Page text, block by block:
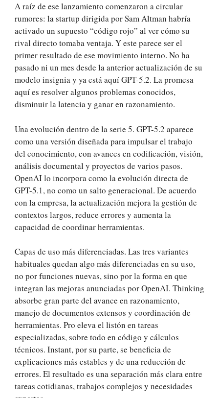
A raíz de ese lanzamiento comenzaron a circular
rumores: la startup dirigida por Sam Altman habría
activado un supuesto “código rojo” al ver cómo su
rival directo tomaba ventaja. Y este parece ser el
primer resultado de ese movimiento interno. No ha
pasado ni un mes desde la anterior actualización de su
modelo insignia y ya está aquí GPT-5.2. La promesa
aquí es resolver algunos problemas conocidos,
disminuir la latencia y ganar en razonamiento.
Una evolución dentro de la serie 5. GPT-5.2 aparece
como una versión diseñada para impulsar el trabajo
del conocimiento, con avances en codificación, visión,
análisis documental y proyectos de varios pasos.
OpenAI lo incorpora como la evolución directa de
GPT-5.1, no como un salto generacional. De acuerdo
con la empresa, la actualización mejora la gestión de
contextos largos, reduce errores y aumenta la
capacidad de coordinar herramientas.
Capas de uso más diferenciadas. Las tres variantes
habituales quedan algo más diferenciadas en su uso,
no por funciones nuevas, sino por la forma en que
integran las mejoras anunciadas por OpenAI. Thinking
absorbe gran parte del avance en razonamiento,
manejo de documentos extensos y coordinación de
herramientas. Pro eleva el listón en tareas
especializadas, sobre todo en código y cálculos
técnicos. Instant, por su parte, se beneficia de
explicaciones más estables y de una reducción de
errores. El resultado es una separación más clara entre
tareas cotidianas, trabajos complejos y necesidades